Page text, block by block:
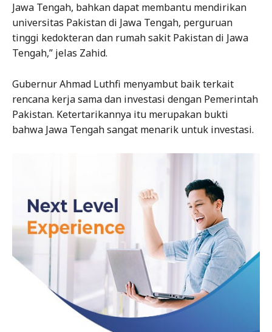
Jawa Tengah, bahkan dapat membantu mendirikan
universitas Pakistan di Jawa Tengah, perguruan
tinggi kedokteran dan rumah sakit Pakistan di Jawa
Tengah,” jelas Zahid.
Gubernur Ahmad Luthfi menyambut baik terkait
rencana kerja sama dan investasi dengan Pemerintah
Pakistan. Ketertarikannya itu merupakan bukti
bahwa Jawa Tengah sangat menarik untuk investasi.